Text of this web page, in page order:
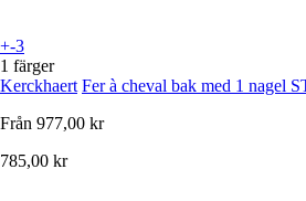
+-3
1 färger
Kerckhaert Fer à cheval bak med 1 nagel
Från 977,00 kr
785,00 kr